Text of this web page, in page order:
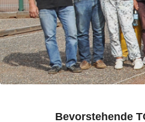
Bevorstehende